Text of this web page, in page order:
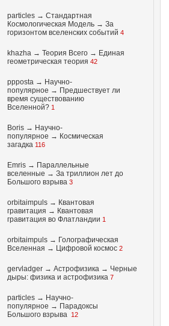
particles → Стандартная
Космологическая Модель → За
горизонтом вселенских событий 4
khazha → Теория Всего → Единая
геометрическая теория 42
ppposta → Научно-
популярное → Предшествует ли
время существованию
Вселенной? 1
Boris → Научно-
популярное → Космическая
загадка 116
Emris → Параллельные
вселенные → За триллион лет до
Большого взрыва 3
orbitaimpuls → Квантовая
гравитация → Квантовая
гравитация во Флатландии 1
orbitaimpuls → Голографическая
Вселенная → Цифровой космос 2
gervladger → Астрофизика → Черные
дыры: физика и астрофизика 7
particles → Научно-
популярное → Парадоксы
Большого взрыва 12